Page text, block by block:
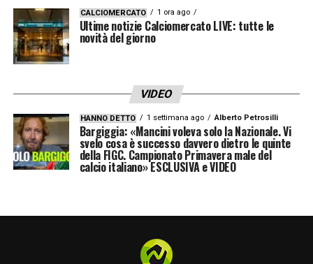
CALCIOMERCATO 1 ora ago
Ultime notizie Calciomercato LIVE: tutte le
novità del giorno
VIDEO
HANNO DETTO 1 settimana ago Alberto Petrosilli
Bargiggia: «Mancini voleva solo la Nazionale. Vi
svelo cosa è successo davvero dietro le quinte
della FIGC. Campionato Primavera male del
calcio italiano» ESCLUSIVA e VIDEO